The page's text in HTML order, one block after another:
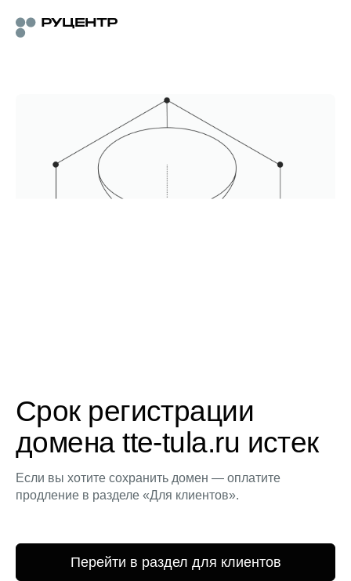
Срок регистрации
домена tte-tula.ru истек
Если вы хотите сохранить домен — оплатите
продление в разделе «Для клиентов».
Перейти в раздел для клиентов